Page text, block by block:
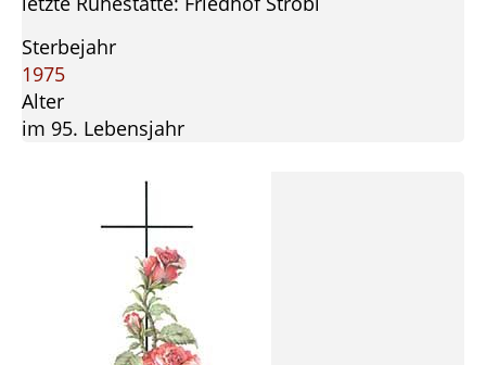
Sterbejahr
1975
Alter
im 95. Lebensjahr